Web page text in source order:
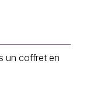
un coffret en